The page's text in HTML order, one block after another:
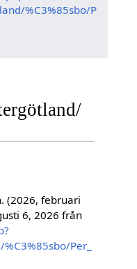
%C3%85sbo/P
(2026, februari
6, 2026 från
Per_